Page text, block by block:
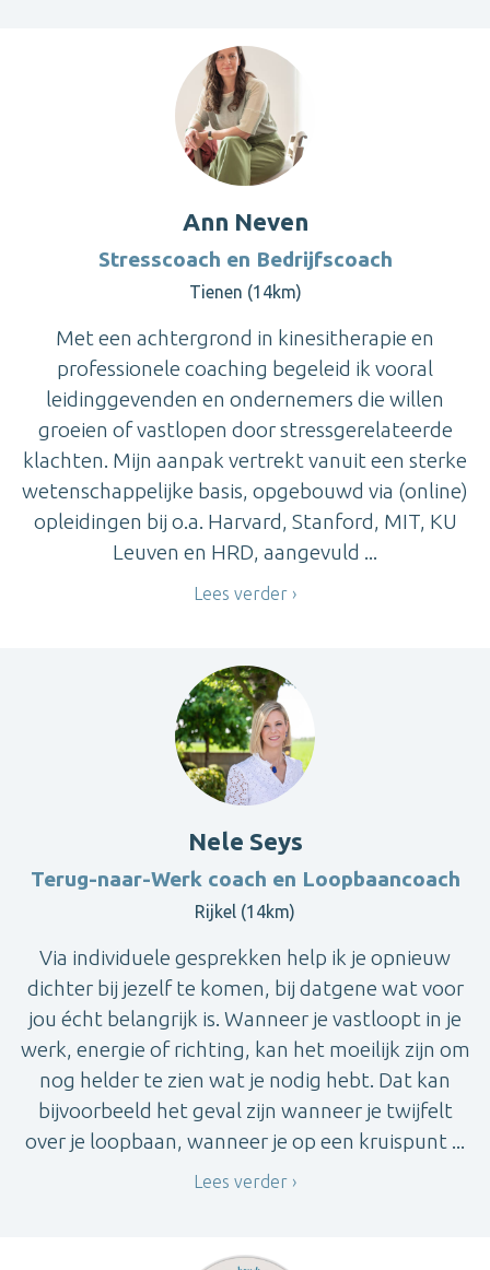
Ann Neven
Stresscoach en Bedrijfscoach
Tienen (14km)
Met een achtergrond in kinesitherapie en
professionele coaching begeleid ik vooral
leidinggevenden en ondernemers die willen
groeien of vastlopen door stressgerelateerde
klachten. Mijn aanpak vertrekt vanuit een sterke
wetenschappelijke basis, opgebouwd via (online)
opleidingen bij o.a. Harvard, Stanford, MIT, KU
Leuven en HRD, aangevuld ...
Lees verder
Nele Seys
Terug-naar-Werk coach en Loopbaancoach
Rijkel (14km)
Via individuele gesprekken help ik je opnieuw
dichter bij jezelf te komen, bij datgene wat voor
jou écht belangrijk is. Wanneer je vastloopt in je
werk, energie of richting, kan het moeilijk zijn om
nog helder te zien wat je nodig hebt. Dat kan
bijvoorbeeld het geval zijn wanneer je twijfelt
over je loopbaan, wanneer je op een kruispunt ...
Lees verder